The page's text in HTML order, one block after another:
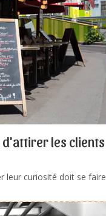
d'attirer les clients
leur curiosité doit se faire